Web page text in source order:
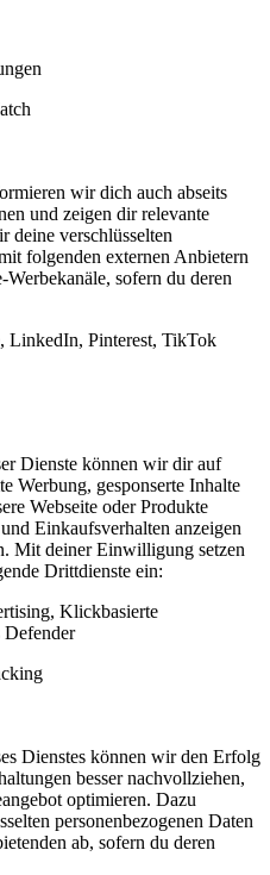
wir dich auch abseits
und zeigen dir relevante
deine verschlüsselten
folgenden externen Anbietern
sofern du deren
LinkedIn, Pinterest, TikTok
Dienste können wir dir auf
Werbung, gesponserte Inhalte
Webseite oder Produkte
Einkaufsverhalten anzeigen
Mit deiner Einwilligung setzen
Drittdienste ein:
Klickbasierte
Defender
Dienstes können wir den Erfolg
besser nachvollziehen,
optimieren. Dazu
personenbezogenen Daten
ab, sofern du deren